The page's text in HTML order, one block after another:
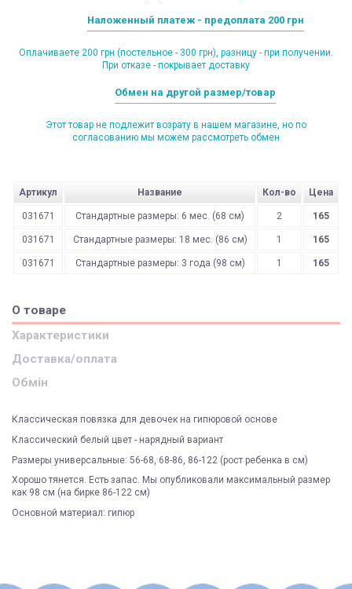
Наложенный платеж - предоплата 200 грн
Оплачиваете 200 грн (постельное - 300 грн), разницу - при получении.
При отказе - покрывает доставку
Обмен на другой размер/товар
Этот товар не подлежит возрату в нашем магазине, но по
согласованию мы можем рассмотреть обмен
Артикул Название Кол-во Цена
031671 Стандартные размеры: 6 мес. (68 см) 2 165
031671 Стандартные размеры: 18 мес. (86 см) 1 165
031671 Стандартные размеры: 3 года (98 см) 1 165
О товаре
Характеристики
Доставка/оплата
Обмін
Классическая повязка для девочек на гипюровой основе
Классический белый цвет - нарядный вариант
Размеры универсальные: 56-68, 68-86, 86-122 (рост ребенка в см)
Хорошо тянется. Есть запас. Мы опубликовали максимальный размер
как 98 см (на бирке 86-122 см)
Основной материал: гипюр
поверненню НЕ ПІДЛЯГАЮТЬ наступні категоріі товарів